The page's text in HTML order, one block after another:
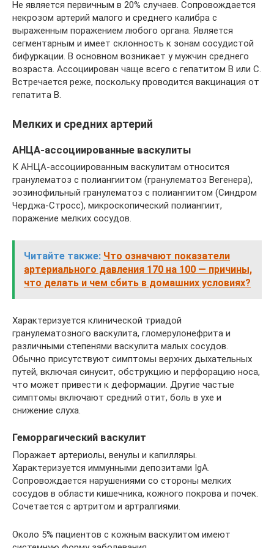
Не является первичным в 20% случаев. Сопровождается
некрозом артерий малого и среднего калибра с
выраженным поражением любого органа. Является
сегментарным и имеет склонность к зонам сосудистой
бифуркации. В основном возникает у мужчин среднего
возраста. Ассоциирован чаще всего с гепатитом В или С.
Встречается реже, поскольку проводится вакцинация от
гепатита В.
Мелких и средних артерий
АНЦА-ассоциированные васкулиты
К АНЦА-ассоциированным васкулитам относится
гранулематоз с полиангиитом (гранулематоз Вегенера),
эозинофильный гранулематоз с полиангиитом (Синдром
Черджа-Стросс), микроскопический полиангиит,
поражение мелких сосудов.
Читайте также: Что означают показатели
артериального давления 170 на 100 — причины,
что делать и чем сбить в домашних условиях?
Характеризуется клинической триадой
гранулематозного васкулита, гломерулонефрита и
различными степенями васкулита малых сосудов.
Обычно присутствуют симптомы верхних дыхательных
путей, включая синусит, обструкцию и перфорацию носа,
что может привести к деформации. Другие частые
симптомы включают средний отит, боль в ухе и
снижение слуха.
Геморрагический васкулит
Поражает артериолы, венулы и капилляры.
Характеризуется иммунными депозитами IgA.
Сопровождается нарушениями со стороны мелких
сосудов в области кишечника, кожного покрова и почек.
Сочетается с артритом и артралгиями.
Около 5% пациентов с кожным васкулитом имеют